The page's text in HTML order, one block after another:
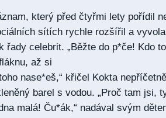
který před čtyřmi lety pořídil
sítích rychle rozšířil a
řady celebrit. „Běžte do p*če! Kdo
až si
nase*eš,“ křičel Kokta
barel s vodou. „Proč tam jsi,
malá! Ču*ák,“ nadával svým